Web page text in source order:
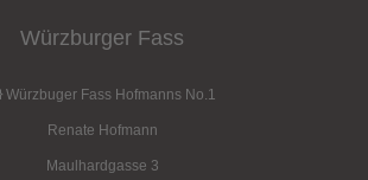
Würzburger Fass
Würzbuger Fass Hofmanns No.1
Renate Hofmann
Maulhardgasse 3